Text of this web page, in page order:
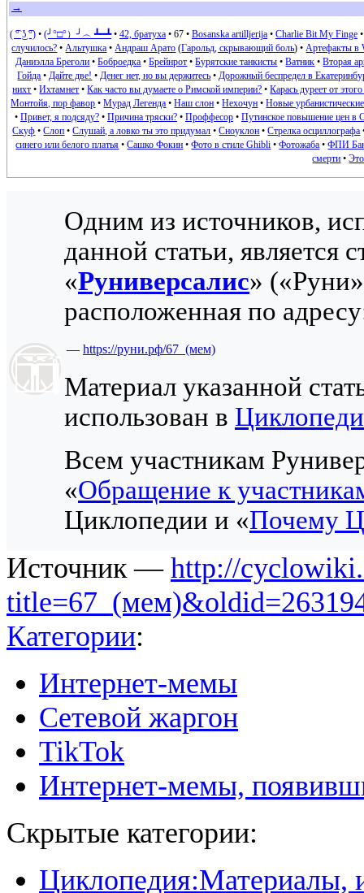
→
( ͡° ͜ʖ ͡°) • (╯°□°）╯︵ ┻━┻• 42, братуха • 67 • Bosanska artilljerija • Charlie Bit My Finge
случилось? • Альтушка • Андраш Арато (Гарольд, скрывающий боль) • Артефакты в
Даниэлла Бреголи •Боброедка •Брейнрот •Бурятские танкисты •Ватник •Вторая
Гойда • Дайте две! • Денег нет, но вы держитесь • Дорожный беспредел в
нихт •Ихтамнет •Как часто вы думаете о Римской империи? •Карась дуреет от
Монтойя, пор фавор •Мурад Легенда •Наш слон •Нехочун •Новые
• Привет, я подсяду? • Причина тряски? • Проффесор • Путинское повышение цен
Скуф •Слоп •Слушай, а ловко ты это придумал •Сноуклон •Стрелка осциллографа
синего или белого платья •Сашко Фокин •Фото в стиле Ghibli •Фотожаба •ФПИ
смерти •
Одним из источников,
данной статьи, является
«Руниверсалис»
расположенная по
— https://руни.рф/67_(мем)
Материал указанной
использован в
Всем участникам
«Обращение к
Циклопедии и «Почему
Источник — http://
Категории:
Интернет-мемы
Сетевой жаргон
TikTok
Интернет-мемы,
Скрытые категории:
Циклопедия:Материалы,